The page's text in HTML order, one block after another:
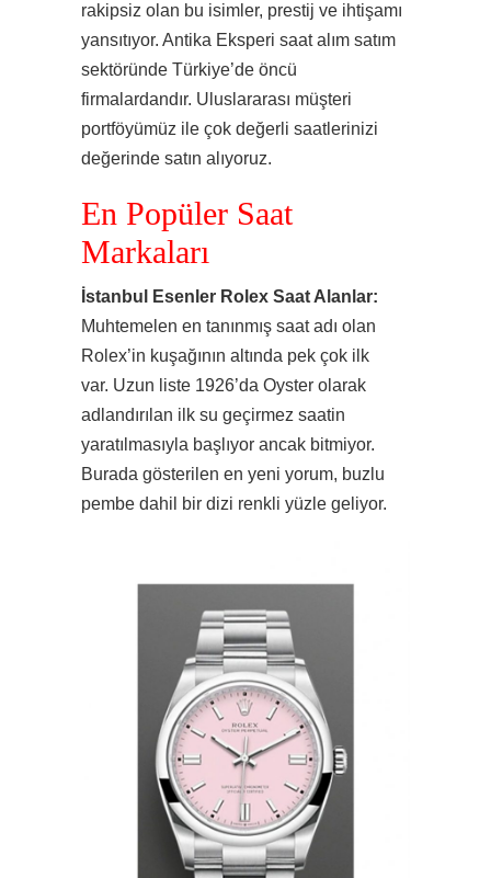
rakipsiz olan bu isimler, prestij ve ihtişamı
yansıtıyor. Antika Eksperi saat alım satım
sektöründe Türkiye’de öncü
firmalardandır. Uluslararası müşteri
portföyümüz ile çok değerli saatlerinizi
değerinde satın alıyoruz.
En Popüler Saat
Markaları
İstanbul Esenler Rolex Saat Alanlar:
Muhtemelen en tanınmış saat adı olan
Rolex’in kuşağının altında pek çok ilk
var. Uzun liste 1926’da Oyster olarak
adlandırılan ilk su geçirmez saatin
yaratılmasıyla başlıyor ancak bitmiyor.
Burada gösterilen en yeni yorum, buzlu
pembe dahil bir dizi renkli yüzle geliyor.